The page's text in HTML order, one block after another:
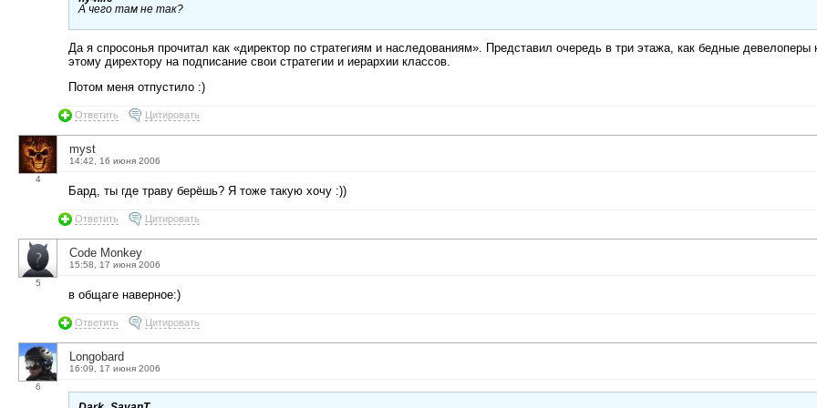
А чего там не так?
Да я спросонья прочитал как «директор по стратегиям и наследованиям». Представил очередь в три этажа, как бедные девелоперы
этому дирехтору на подписание свои стратегии и иерархии классов.
Потом меня отпустило :)
Ответить Цитировать
4
myst
14:42, 16 июня 2006
Бард, ты где траву берёшь? Я тоже такую хочу :))
Ответить Цитировать
5
Code Monkey
15:58, 17 июня 2006
в общаге наверное:)
Ответить Цитировать
6
Longobard
16:09, 17 июня 2006